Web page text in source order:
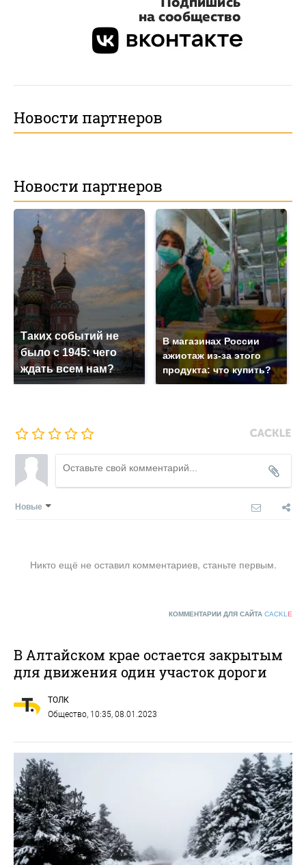
Новости партнеров
Новости партнеров
Таких событий не
было с 1945: чего
ждать всем нам?
В магазинах России
ажиотаж из-за этого
продукта: что купить?
Новые
Никто ещё не оставил комментариев, станьте первым.
КОММЕНТАРИИ ДЛЯ САЙТА CACKL E
В Алтайском крае остается закрытым
для движения один участок дороги
ТОЛК
Общество, 10:35, 08.01.2023